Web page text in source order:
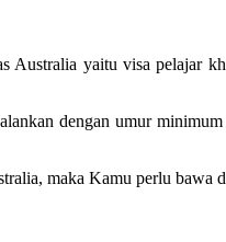
Australia yaitu visa pelajar
dengan umur
maka Kamu perlu bawa